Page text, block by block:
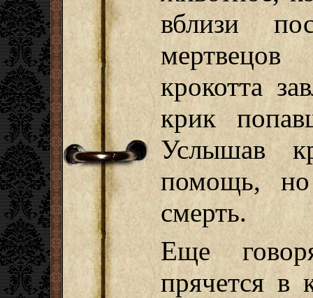
вблизи
крокотта
крик
Услышав
помощь, но
смерть.
Еще
прячется в